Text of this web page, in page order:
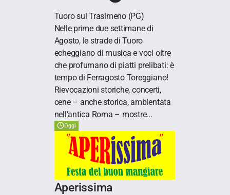
Tuoro sul Trasimeno (PG)
Nelle prime due settimane di
Agosto, le strade di Tuoro
echeggiano di musica e voci oltre
che profumano di piatti prelibati: è
tempo di Ferragosto Toreggiano!
Rievocazioni storiche, concerti,
cene – anche storica, ambientata
nell’antica Roma – mostre...
Oggi
Aperissima